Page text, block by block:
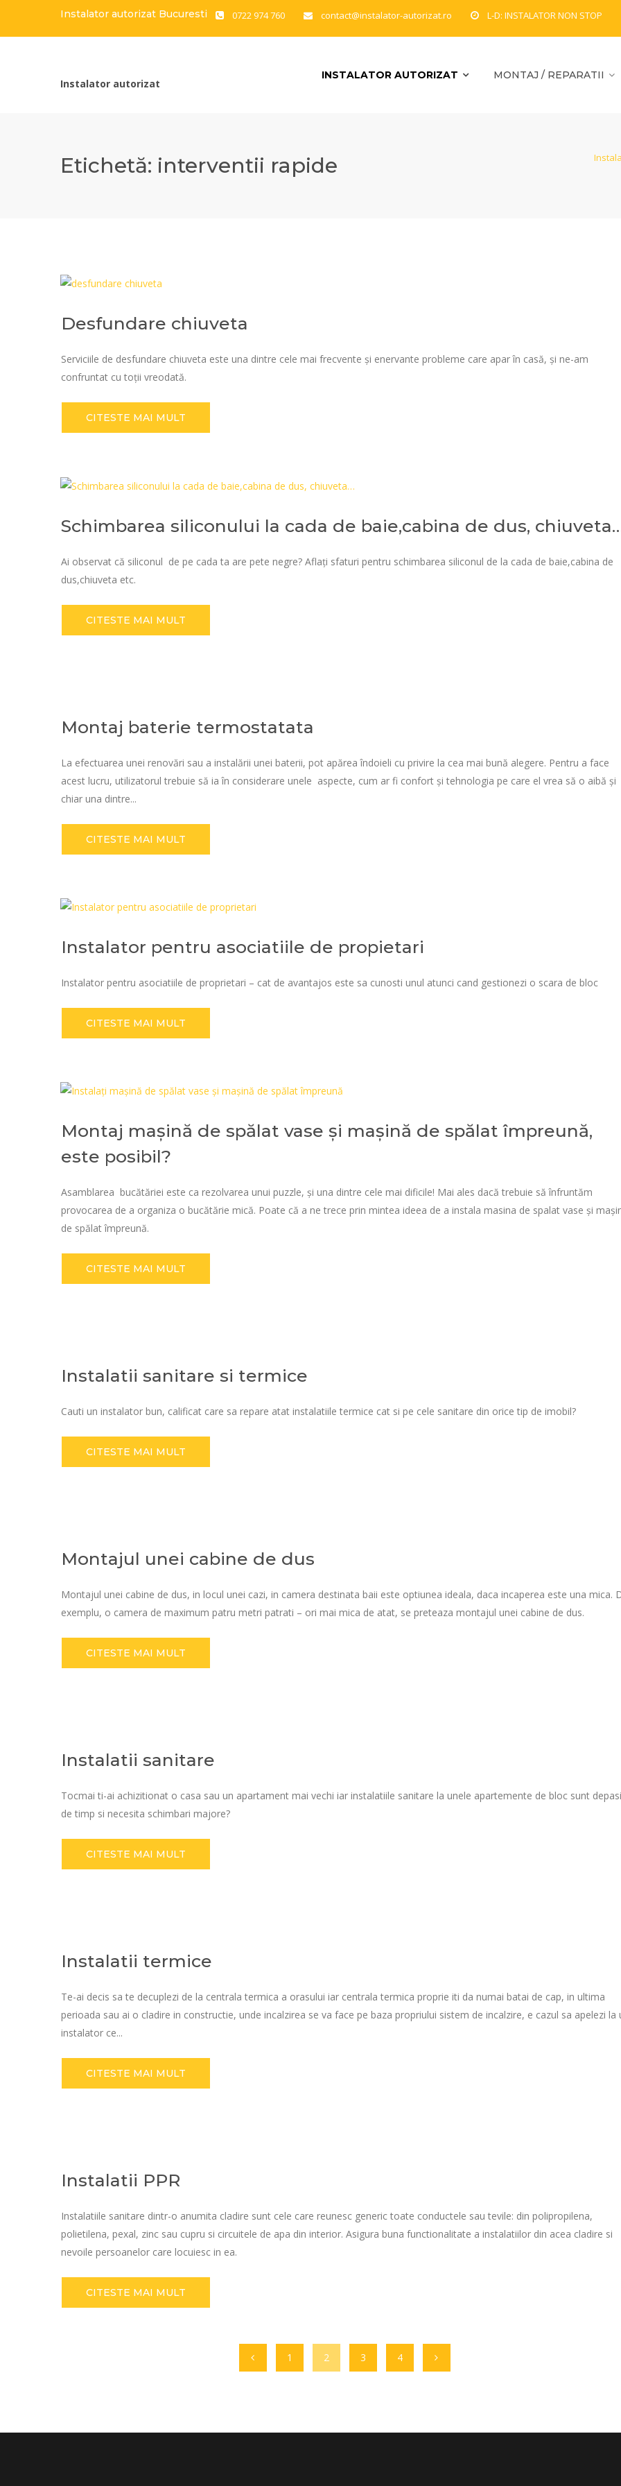
Instalator autorizat Bucuresti 0722 974 760 contact@instalator-autorizat.ro L-D: INSTALATOR NON STOP
Instalator autorizat
INSTALATOR AUTORIZAT MONTAJ / REPARATII
Etichetă: interventii rapide
Desfundare chiuveta
Serviciile de desfundare chiuveta este una dintre cele mai frecvente și enervante probleme care apar în casă, și ne-am
confruntat cu toții vreodată.
CITESTE MAI MULT
Schimbarea siliconului la cada de baie,cabina de dus,
Ai observat că siliconul de pe cada ta are pete negre? Aflați sfaturi pentru schimbarea siliconul de la cada de baie,cabina de
dus,chiuveta etc.
CITESTE MAI MULT
Montaj baterie termostatata
La efectuarea unei renovări sau a instalării unei baterii, pot apărea îndoieli cu privire la cea mai bună alegere. Pentru a face
acest lucru, utilizatorul trebuie să ia în considerare unele aspecte, cum ar fi confort și tehnologia pe care el vrea să o aibă și
chiar una dintre...
CITESTE MAI MULT
Instalator pentru asociatiile de propietari
Instalator pentru asociatiile de proprietari – cat de avantajos este sa cunosti unul atunci cand gestionezi o scara de bloc
CITESTE MAI MULT
Montaj mașină de spălat vase și mașină de spălat împreună,
este posibil?
Asamblarea bucătăriei este ca rezolvarea unui puzzle, și una dintre cele mai dificile! Mai ales dacă trebuie să înfruntăm
provocarea de a organiza o bucătărie mică. Poate că a ne trece prin mintea ideea de a instala masina de spalat vase și
de spălat împreună.
CITESTE MAI MULT
Instalatii sanitare si termice
Cauti un instalator bun, calificat care sa repare atat instalatiile termice cat si pe cele sanitare din orice tip de imobil?
CITESTE MAI MULT
Montajul unei cabine de dus
Montajul unei cabine de dus, in locul unei cazi, in camera destinata baii este optiunea ideala, daca incaperea este una mica.
exemplu, o camera de maximum patru metri patrati – ori mai mica de atat, se preteaza montajul unei cabine de dus.
CITESTE MAI MULT
Instalatii sanitare
Tocmai ti-ai achizitionat o casa sau un apartament mai vechi iar instalatiile sanitare la unele apartemente de bloc sunt
de timp si necesita schimbari majore?
CITESTE MAI MULT
Instalatii termice
Te-ai decis sa te decuplezi de la centrala termica a orasului iar centrala termica proprie iti da numai batai de cap, in ultima
perioada sau ai o cladire in constructie, unde incalzirea se va face pe baza propriului sistem de incalzire, e cazul sa apelezi la
instalator ce...
CITESTE MAI MULT
Instalatii PPR
Instalatiile sanitare dintr-o anumita cladire sunt cele care reunesc generic toate conductele sau tevile: din polipropilena,
polietilena, pexal, zinc sau cupru si circuitele de apa din interior. Asigura buna functionalitate a instalatiilor din acea cladire si
nevoile persoanelor care locuiesc in ea.
CITESTE MAI MULT
1 2 3 4